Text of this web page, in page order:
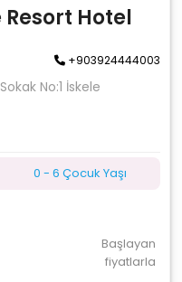
Hotel
+903924444003
No:1 İskele
0 - 6 Çocuk Yaşı
Başlayan
fiyatlarla